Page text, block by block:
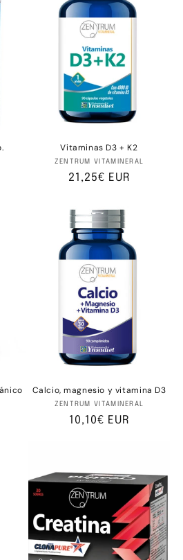
Vitaminas D3 + K2
Proveedor:
ZENTRUM VITAMINERAL
Precio
21,25€ EUR
Calcio, magnesio y vitamina D3
Proveedor:
ZENTRUM VITAMINERAL
Precio
10,10€ EUR